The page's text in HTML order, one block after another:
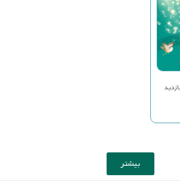
بیشتر